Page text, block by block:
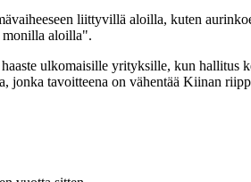
liittyvillä aloilla, kuten
monilla aloilla".
ulkomaisille yrityksille, kun hallitus
tavoitteena on vähentää Kiinan